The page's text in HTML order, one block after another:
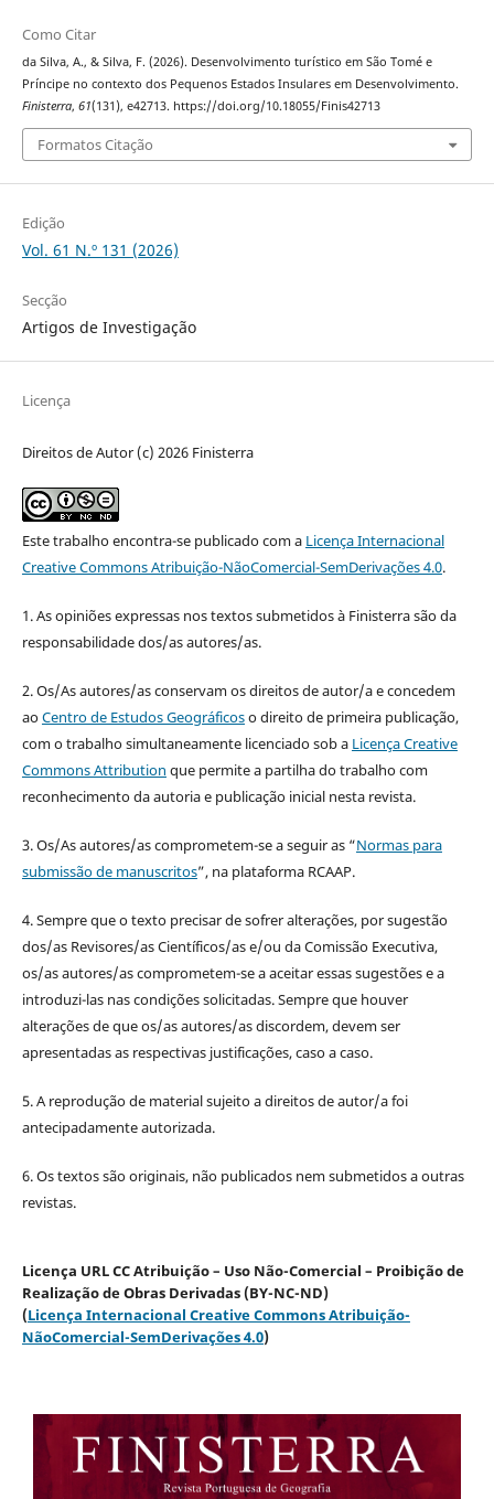
Como Citar
da Silva, A., & Silva, F. (2026). Desenvolvimento turístico em São Tomé e
Príncipe no contexto dos Pequenos Estados Insulares em Desenvolvimento.
Finisterra, 61(131), e42713. https://doi.org/10.18055/Finis42713
Formatos Citação
Edição
Vol. 61 N.º 131 (2026)
Secção
Artigos de Investigação
Licença
Direitos de Autor (c) 2026 Finisterra
Este trabalho encontra-se publicado com a Licença Internacional
Creative Commons Atribuição-NãoComercial-SemDerivações 4.0.
1. As opiniões expressas nos textos submetidos à Finisterra são da
responsabilidade dos/as autores/as.
2. Os/As autores/as conservam os direitos de autor/a e concedem
aoCentro de Estudos Geográficoso direito de primeira publicação,
com o trabalho simultaneamente licenciado sob a Licença Creative
Commons Attribution que permite a partilha do trabalho com
reconhecimento da autoria e publicação inicial nesta revista.
3. Os/As autores/as comprometem-se a seguir as “Normas para
submissão de manuscritos”, na plataforma RCAAP.
4. Sempre que o texto precisar de sofrer alterações, por sugestão
dos/as Revisores/as Científicos/as e/ou da Comissão Executiva,
os/as autores/as comprometem-se a aceitar essas sugestões e a
introduzi-las nas condições solicitadas. Sempre que houver
alterações de que os/as autores/as discordem, devem ser
apresentadas as respectivas justificações, caso a caso.
5. A reprodução de material sujeito a direitos de autor/a foi
antecipadamente autorizada.
6. Os textos são originais, não publicados nem submetidos a outras
revistas.
Licença URL CC Atribuição – Uso Não-Comercial – Proibição de
Realização de Obras Derivadas (BY-NC-ND)
(Licença Internacional Creative Commons Atribuição-
NãoComercial-SemDerivações 4.0)